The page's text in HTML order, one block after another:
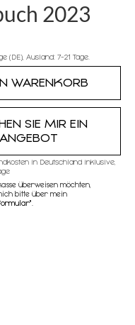
2023
(DE), Ausland: 7-21 Tage.
SIE MIR EIN
ANGEBOT
in Deutschland inklusive,
überweisen möchten,
bitte über mein